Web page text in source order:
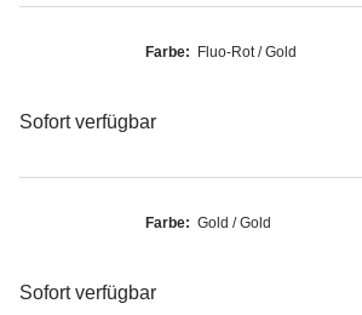
Farbe: Fluo-Rot / Gold
Sofort verfügbar
Farbe: Gold / Gold
Sofort verfügbar